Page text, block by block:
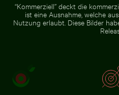
“Kommerziell” deckt die
ist eine Ausnahme, welche
Nutzung erlaubt. Diese Bilder